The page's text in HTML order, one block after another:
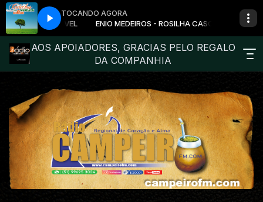
TOCANDO AGORA
CASCAVEL ENIO MEDEIROS - ROSILHA CASCAVEL
AOS APOIADORES, GRACIAS PELO REGALO
DA COMPANHIA